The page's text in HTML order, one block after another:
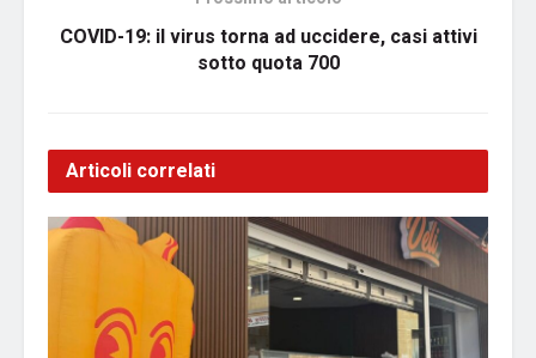
COVID-19: il virus torna ad uccidere, casi attivi
sotto quota 700
Articoli correlati